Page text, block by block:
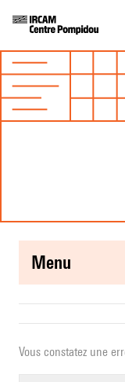
menu
Vous constatez une